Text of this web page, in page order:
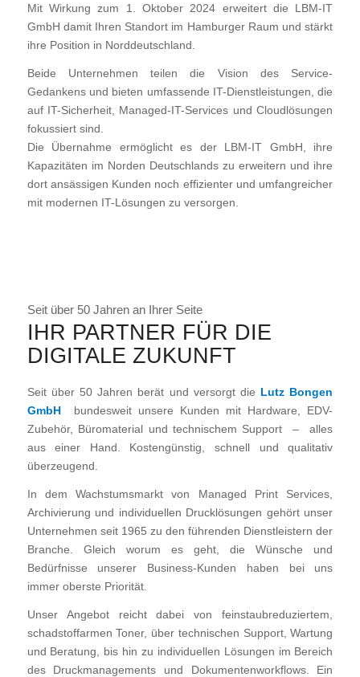
Mit Wirkung zum 1. Oktober 2024 erweitert die LBM-IT
GmbH damit Ihren Standort im Hamburger Raum und stärkt
ihre Position in Norddeutschland.
Beide Unternehmen teilen die Vision des Service-
Gedankens und bieten umfassende IT-Dienstleistungen, die
auf IT-Sicherheit, Managed-IT-Services und Cloudlösungen
fokussiert sind.
Die Übernahme ermöglicht es der LBM-IT GmbH, ihre
Kapazitäten im Norden Deutschlands zu erweitern und ihre
dort ansässigen Kunden noch effizienter und umfangreicher
mit modernen IT-Lösungen zu versorgen.
Seit über 50 Jahren an Ihrer Seite
IHR PARTNER FÜR DIE
DIGITALE ZUKUNFT
Seit über 50 Jahren berät und versorgt die Lutz Bongen
GmbHbundesweit unsere Kunden mit Hardware, EDV-
Zubehör, Büromaterial und technischem Support – alles
aus einer Hand. Kostengünstig, schnell und qualitativ
überzeugend.
In dem Wachstumsmarkt von Managed Print Services,
Archivierung und individuellen Drucklösungen gehört unser
Unternehmen seit 1965 zu den führenden Dienstleistern der
Branche. Gleich worum es geht, die Wünsche und
Bedürfnisse unserer Business-Kunden haben bei uns
immer oberste Priorität.
Unser Angebot reicht dabei von feinstaubreduziertem,
schadstoffarmen Toner, über technischen Support, Wartung
und Beratung, bis hin zu individuellen Lösungen im Bereich
des Druckmanagements und Dokumentenworkflows. Ein